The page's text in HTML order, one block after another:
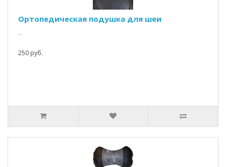
Ортопедическая подушка для шеи
..
250 руб.